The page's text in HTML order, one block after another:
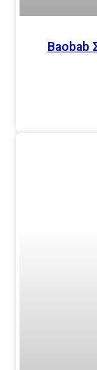
Baobab